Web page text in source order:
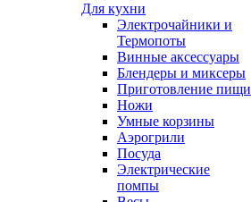
Для кухни
Электрочайники и
Термопоты
Винные аксессуары
Блендеры и миксеры
Приготовление пищи
Ножи
Умные корзины
Аэрогрили
Посуда
Электрические
помпы